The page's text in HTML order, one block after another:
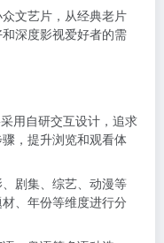
众文艺片，从经典老片
深度影视爱好者的需
用自研交互设计，追求
，提升浏览和观看体
、剧集、综艺、动漫等
、年份等维度进行分